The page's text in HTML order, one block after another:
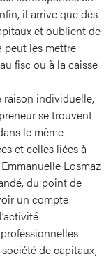
il arrive que des
et oublient de
peut les mettre
fisc ou à la caisse
raison individuelle,
se trouvent
le même
et celles liées à
Losmaz
du point de
un compte
de capitaux,